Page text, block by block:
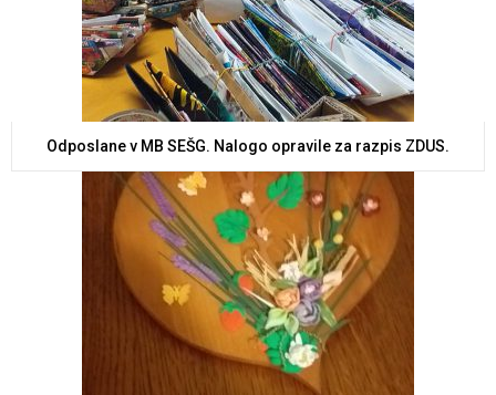
Odposlane v MB SEŠG. Nalogo opravile za razpis ZDUS.